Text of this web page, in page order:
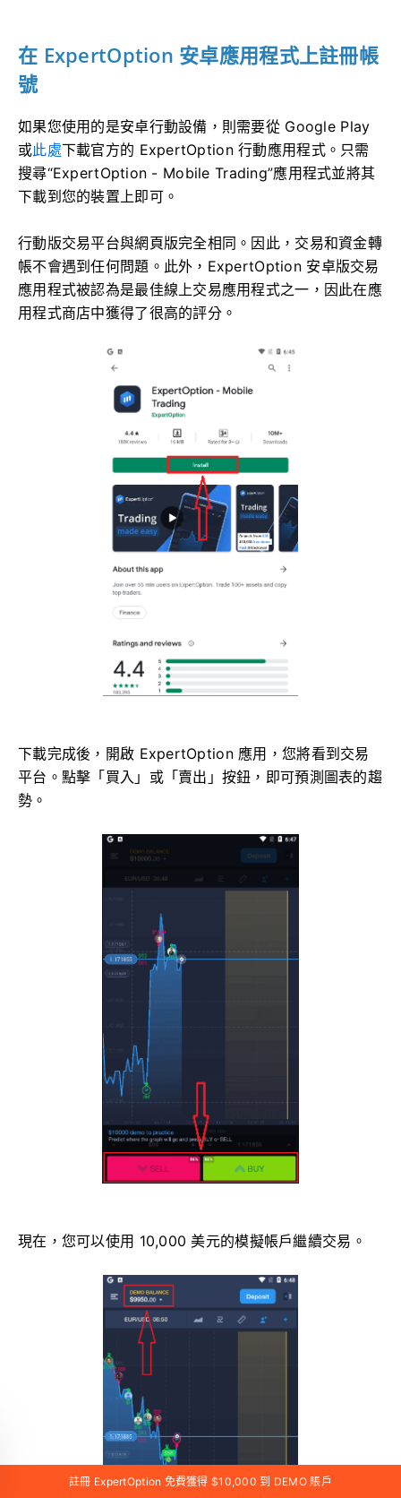
在 ExpertOption 安卓應用程式上註冊帳
號
如果您使用的是安卓行動設備，則需要從 Google Play
或此處下載官方的 ExpertOption 行動應用程式。只需
搜尋“ExpertOption - Mobile Trading”應用程式並將其
下載到您的裝置上即可。
行動版交易平台與網頁版完全相同。因此，交易和資金轉
帳不會遇到任何問題。此外，ExpertOption 安卓版交易
應用程式被認為是最佳線上交易應用程式之一，因此在應
用程式商店中獲得了很高的評分。
下載完成後，開啟 ExpertOption 應用，您將看到交易
平台。點擊「買入」或「賣出」按鈕，即可預測圖表的趨
勢。
現在，您可以使用 10,000 美元的模擬帳戶繼續交易。
註冊 ExpertOption 免費獲得 $10,000 到 DEMO 賬戶